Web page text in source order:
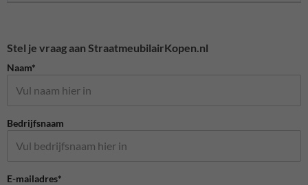
Stel je vraag aan StraatmeubilairKopen.nl
Naam*
Bedrijfsnaam
E-mailadres*